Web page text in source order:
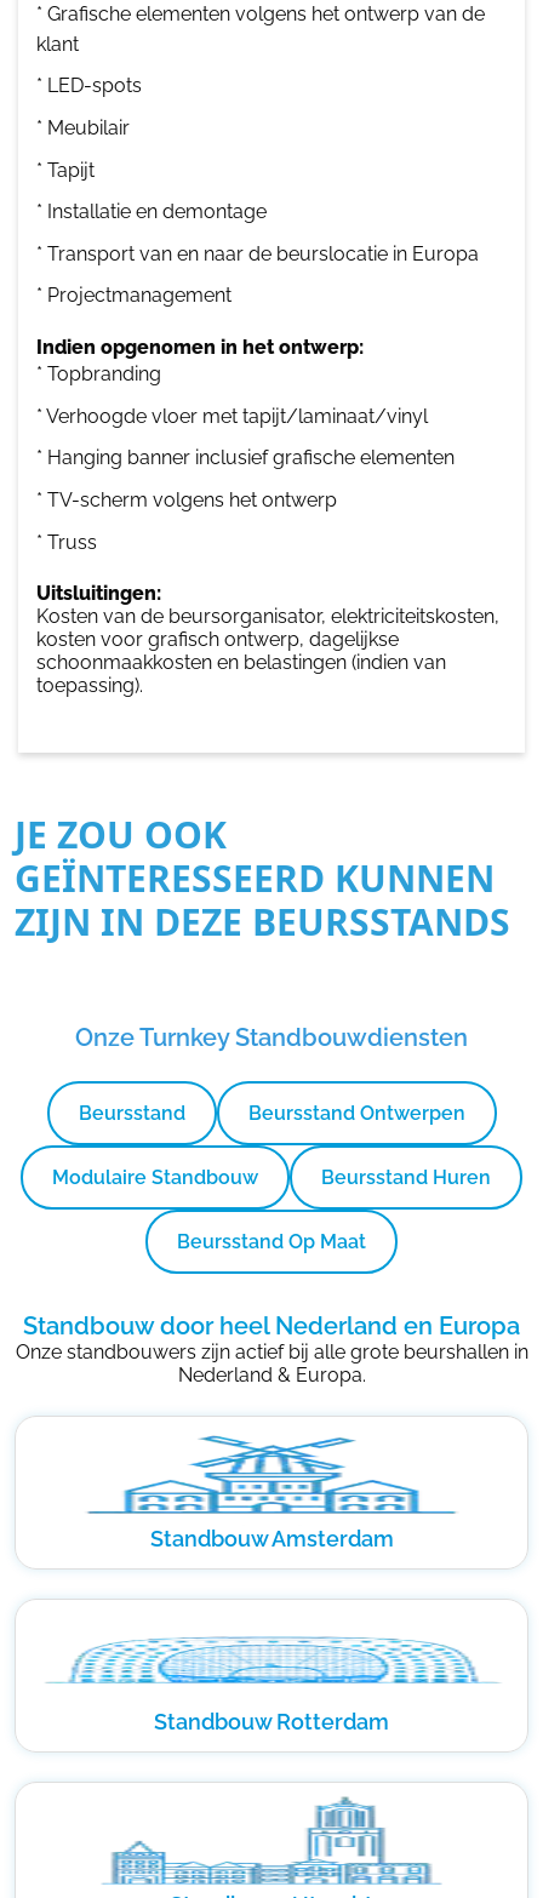
* Grafische elementen volgens het ontwerp van de
klant
* LED-spots
* Meubilair
* Tapijt
* Installatie en demontage
* Transport van en naar de beurslocatie in Europa
* Projectmanagement
Indien opgenomen in het ontwerp:
* Topbranding
* Verhoogde vloer met tapijt/laminaat/vinyl
* Hanging banner inclusief grafische elementen
* TV-scherm volgens het ontwerp
* Truss
Uitsluitingen:
Kosten van de beursorganisator, elektriciteitskosten,
kosten voor grafisch ontwerp, dagelijkse
schoonmaakkosten en belastingen (indien van
toepassing).
JE ZOU OOK
GEÏNTERESSEERD KUNNEN
ZIJN IN DEZE BEURSSTANDS
Onze Turnkey Standbouwdiensten
Beursstand Beursstand Ontwerpen
Modulaire Standbouw Beursstand Huren
Beursstand Op Maat
Standbouw door heel Nederland en Europa
Onze standbouwers zijn actief bij alle grote beurshallen in
Nederland & Europa.
Standbouw Amsterdam
Standbouw Rotterdam